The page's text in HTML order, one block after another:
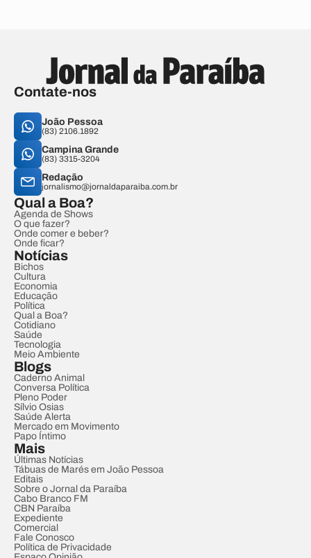
Contate-nos
João Pessoa
(83) 2106.1892
Campina Grande
(83) 3315-3204
Redação
jornalismo@jornaldaparaiba.com.br
Qual a Boa?
Agenda de Shows
O que fazer?
Onde comer e beber?
Onde ficar?
Notícias
Bichos
Cultura
Economia
Educação
Política
Qual a Boa?
Cotidiano
Saúde
Tecnologia
Meio Ambiente
Blogs
Caderno Animal
Conversa Política
Pleno Poder
Sílvio Osias
Saúde Alerta
Mercado em Movimento
Papo Íntimo
Mais
Últimas Notícias
Tábuas de Marés em João Pessoa
Editais
Sobre o Jornal da Paraíba
Cabo Branco FM
CBN Paraíba
Expediente
Comercial
Fale Conosco
Política de Privacidade